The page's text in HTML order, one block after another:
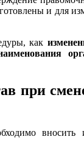
и для
как
при